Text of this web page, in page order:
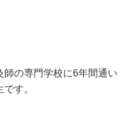
の専門学校に6年間通い
す。